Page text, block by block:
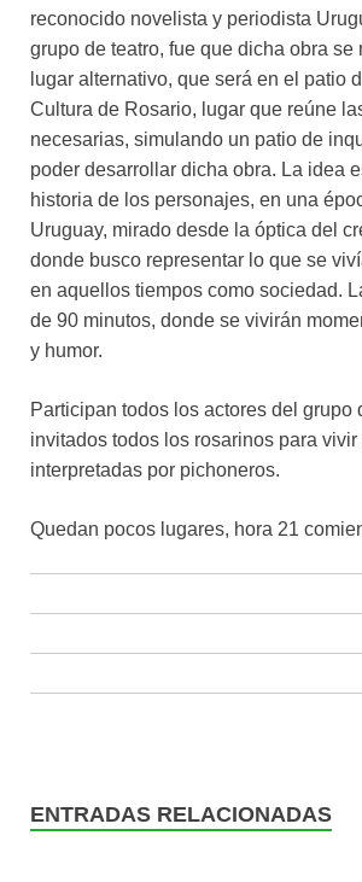
reconocido novelista y periodista
grupo de teatro, fue que dicha obra se
lugar alternativo, que será en el patio
Cultura de Rosario, lugar que reúne
necesarias, simulando un patio de
poder desarrollar dicha obra. La idea
historia de los personajes, en una
Uruguay, mirado desde la óptica del
donde busco representar lo que se
en aquellos tiempos como sociedad.
de 90 minutos, donde se vivirán
y humor.
Participan todos los actores del grupo
invitados todos los rosarinos para vivir
interpretadas por pichoneros.
Quedan pocos lugares, hora 21
ENTRADAS RELACIONADAS